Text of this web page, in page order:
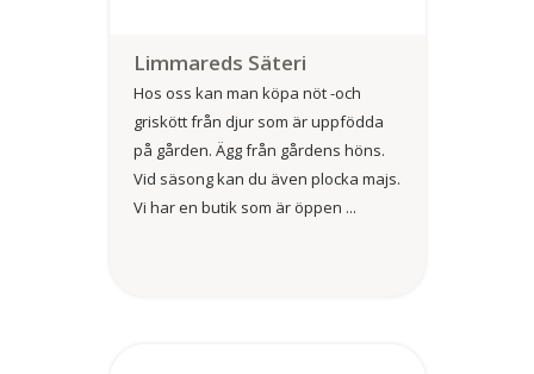
Limmareds Säteri
Hos oss kan man köpa nöt -och
griskött från djur som är uppfödda
på gården. Ägg från gårdens höns.
Vid säsong kan du även plocka majs.
Vi har en butik som är öppen ...